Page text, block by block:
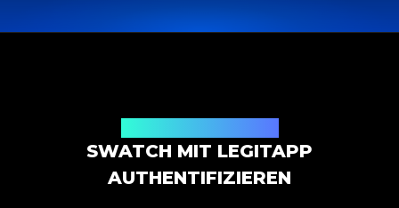
SWATCH MIT LEGITAPP
AUTHENTIFIZIEREN